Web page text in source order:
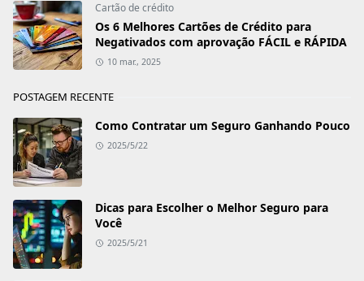
Cartão de crédito
Os 6 Melhores Cartões de Crédito para
Negativados com aprovação FÁCIL e RÁPIDA
10 mar., 2025
POSTAGEM RECENTE
Como Contratar um Seguro Ganhando Pouco
2025/5/22
Dicas para Escolher o Melhor Seguro para
Você
2025/5/21